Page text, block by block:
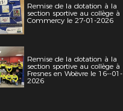
Remise de la dotation à la
section sportive au collège à
Commercy le 27-01-2026
Remise de la dotation à la
section sportive au collège à
Fresnes en Woëvre le 16--01-
2026